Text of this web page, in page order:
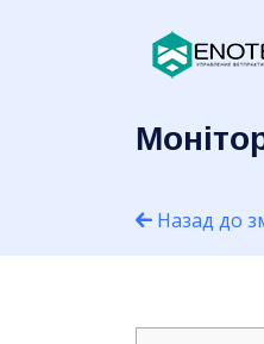
Назад до